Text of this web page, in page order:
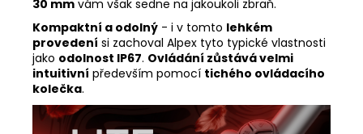
30 mm vám však sedne na jakoukoli zbraň.
Kompaktní a odolný - i v tomto lehkém
provedení si zachoval Alpex tyto typické vlastnosti
jako odolnost IP67. Ovládání zůstává velmi
intuitivní především pomocí tichého ovládacího
kolečka.